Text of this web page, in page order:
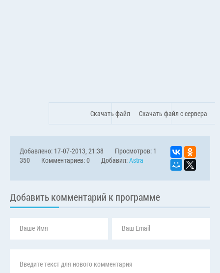
Скачать файл Скачать файл с сервера
Добавлено: 17-07-2013, 21:38
Просмотров: 1
350
Комментариев: 0 Добавил:Astra
Добавить комментарий к программе